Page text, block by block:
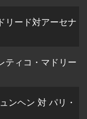
リード対アーセナ
ティコ・マドリー
ンヘン 対 パリ・